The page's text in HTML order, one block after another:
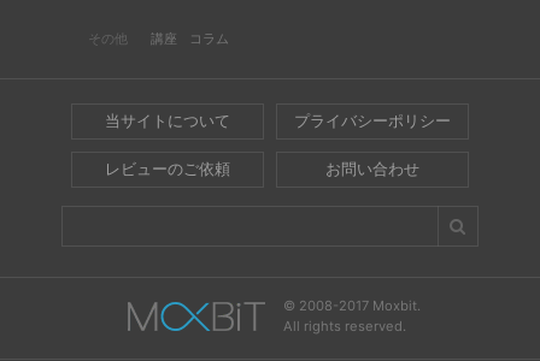
その他 講座 コラム
当サイトについて プライバシーポリシー
レビューのご依頼 お問い合わせ
© 2008-2017 Moxbit.
All rights reserved.